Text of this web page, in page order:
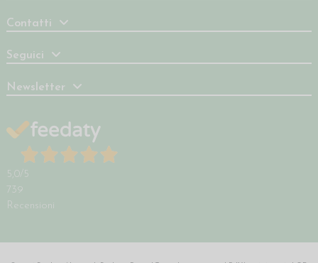
Contatti
Seguici
Newsletter
5,0 /5
739
Recensioni